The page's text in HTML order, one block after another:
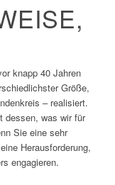
knapp 40 Jahren
Größe,
– realisiert.
dessen, was wir für
Sie eine sehr
Herausforderung,
engagieren.